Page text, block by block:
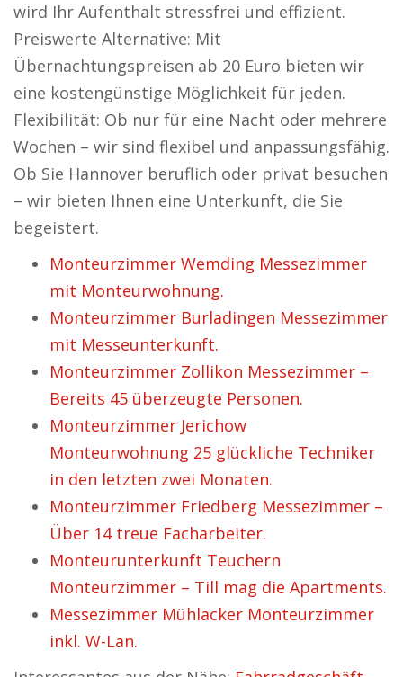
wird Ihr Aufenthalt stressfrei und effizient.
Preiswerte Alternative: Mit
Übernachtungspreisen ab 20 Euro bieten wir
eine kostengünstige Möglichkeit für jeden.
Flexibilität: Ob nur für eine Nacht oder mehrere
Wochen – wir sind flexibel und anpassungsfähig.
Ob Sie Hannover beruflich oder privat besuchen
– wir bieten Ihnen eine Unterkunft, die Sie
begeistert.
Monteurzimmer Wemding Messezimmer
mit Monteurwohnung.
Monteurzimmer Burladingen Messezimmer
mit Messeunterkunft.
Monteurzimmer Zollikon Messezimmer –
Bereits 45 überzeugte Personen.
Monteurzimmer Jerichow
Monteurwohnung 25 glückliche Techniker
in den letzten zwei Monaten.
Monteurzimmer Friedberg Messezimmer –
Über 14 treue Facharbeiter.
Monteurunterkunft Teuchern
Monteurzimmer – Till mag die Apartments.
Messezimmer Mühlacker Monteurzimmer
inkl. W-Lan.